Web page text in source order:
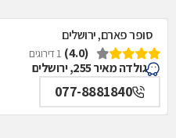
סופר פארם, ירושלים
(4.0)
1 דירוגים
גולדה מאיר 255, ירושלים
077-8881840